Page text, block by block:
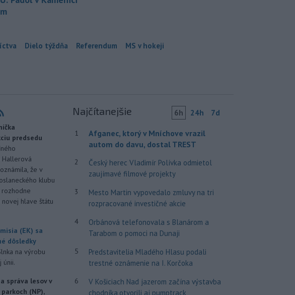
Dielo týždňa Referendum MS v hokeji
predsedu
Hallerová
že v
klubu
hlave štátu
(EK) sa
dôsledky
na výrobu
únii.
správa lesov v
(NP),
Najčítanejšie 6h 24h 7d
1
Afganec, ktorý v Mníchove vrazil
autom do davu, dostal TREST
2
Český herec Vladimír Polívka odmietol
zaujímavé filmové projekty
3
Mesto Martin vypovedalo zmluvy na tri
rozpracované investičné akcie
4
Orbánová telefonovala s Blanárom a
Tarabom o pomoci na Dunaji
5
Predstavitelia Mladého Hlasu podali
trestné oznámenie na I. Korčoka
6
V Košiciach Nad jazerom začína výstavba
chodníka,otvorili aj pumptrack